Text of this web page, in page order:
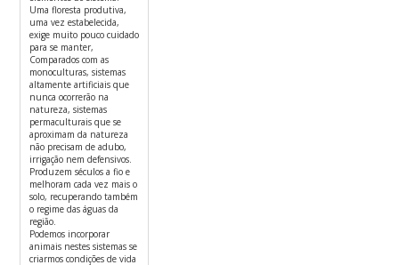
Uma floresta produtiva,
uma vez estabelecida,
exige muito pouco cuidado
para se manter,
Comparados com as
monoculturas, sistemas
altamente artificiais que
nunca ocorrerão na
natureza, sistemas
permaculturais que se
aproximam da natureza
não precisam de adubo,
irrigação nem defensivos.
Produzem séculos a fio e
melhoram cada vez mais o
solo, recuperando também
o regime das águas da
região.
Podemos incorporar
animais nestes sistemas se
criarmos condições de vida